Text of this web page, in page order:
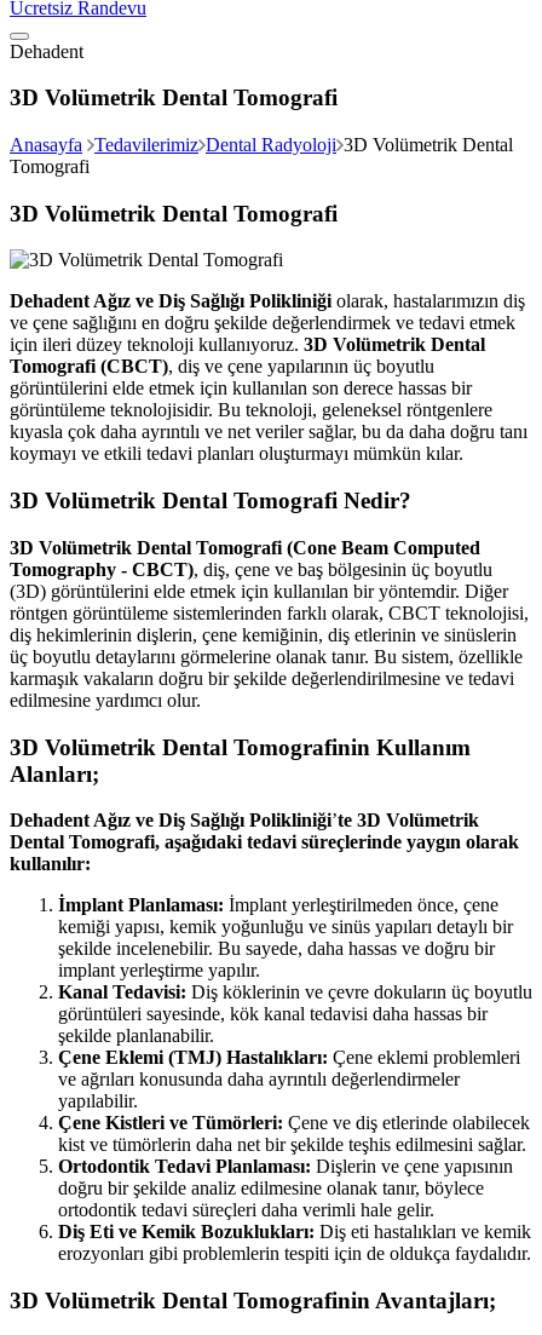
Ücretsiz Randevu
Dehadent
3D Volümetrik Dental Tomografi
Anasayfa Tedavilerimiz Dental Radyoloji 3D Volümetrik Dental
Tomografi
3D Volümetrik Dental Tomografi
Dehadent Ağız ve Diş Sağlığı Polikliniğiolarak, hastalarımızın diş
ve çene sağlığını en doğru şekilde değerlendirmek ve tedavi etmek
için ileri düzey teknoloji kullanıyoruz. 3D Volümetrik Dental
Tomografi (CBCT), diş ve çene yapılarının üç boyutlu
görüntülerini elde etmek için kullanılan son derece hassas bir
görüntüleme teknolojisidir. Bu teknoloji, geleneksel röntgenlere
kıyasla çok daha ayrıntılı ve net veriler sağlar, bu da daha doğru tanı
koymayı ve etkili tedavi planları oluşturmayı mümkün kılar.
3D Volümetrik Dental Tomografi Nedir?
3D Volümetrik Dental Tomografi (Cone Beam Computed
Tomography - CBCT), diş, çene ve baş bölgesinin üç boyutlu
(3D) görüntülerini elde etmek için kullanılan bir yöntemdir. Diğer
röntgen görüntüleme sistemlerinden farklı olarak, CBCT teknolojisi,
diş hekimlerinin dişlerin, çene kemiğinin, diş etlerinin ve sinüslerin
üç boyutlu detaylarını görmelerine olanak tanır. Bu sistem, özellikle
karmaşık vakaların doğru bir şekilde değerlendirilmesine ve tedavi
edilmesine yardımcı olur.
3D Volümetrik Dental Tomografinin Kullanım
Alanları;
Dehadent Ağız ve Diş Sağlığı Polikliniği’te 3D Volümetrik
Dental Tomografi, aşağıdaki tedavi süreçlerinde yaygın olarak
kullanılır:
İmplant Planlaması: İmplant yerleştirilmeden önce, çene
kemiği yapısı, kemik yoğunluğu ve sinüs yapıları detaylı bir
şekilde incelenebilir. Bu sayede, daha hassas ve doğru bir
implant yerleştirme yapılır.
Kanal Tedavisi: Diş köklerinin ve çevre dokuların üç boyutlu
görüntüleri sayesinde, kök kanal tedavisi daha hassas bir
şekilde planlanabilir.
Çene Eklemi (TMJ) Hastalıkları: Çene eklemi problemleri
ve ağrıları konusunda daha ayrıntılı değerlendirmeler
yapılabilir.
Çene Kistleri ve Tümörleri: Çene ve diş etlerinde olabilecek
kist ve tümörlerin daha net bir şekilde teşhis edilmesini sağlar.
Ortodontik Tedavi Planlaması: Dişlerin ve çene yapısının
doğru bir şekilde analiz edilmesine olanak tanır, böylece
ortodontik tedavi süreçleri daha verimli hale gelir.
Diş Eti ve Kemik Bozuklukları: Diş eti hastalıkları ve kemik
erozyonları gibi problemlerin tespiti için de oldukça faydalıdır.
3D Volümetrik Dental Tomografinin Avantajları;